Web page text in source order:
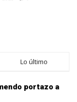
Lo último
portazo a